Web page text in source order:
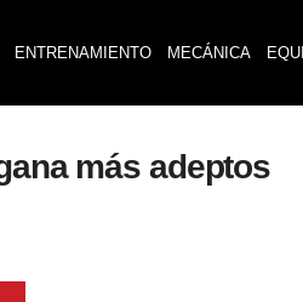
ENTRENAMIENTO MECÁNICA
más adeptos